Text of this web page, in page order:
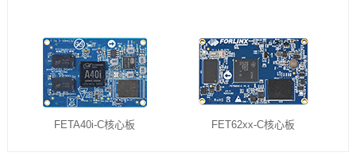
FETA40i-C核心板 FET62xx-C核心板